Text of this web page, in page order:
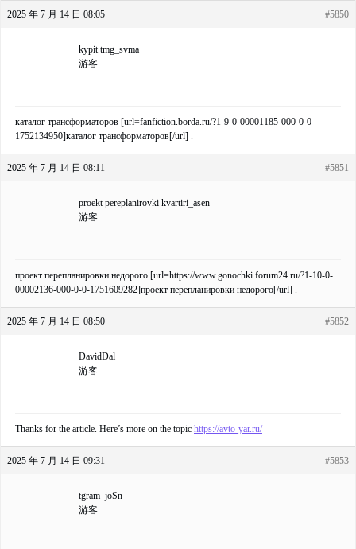
2025 年 7 月 14 日 08:05 #5850
kypit tmg_svma
游客
каталог трансформаторов [url=fanfiction.borda.ru/?1-9-0-00001185-000-0-0-
1752134950]каталог трансформаторов[/url] .
2025 年 7 月 14 日 08:11 #5851
proekt pereplanirovki kvartiri_asen
游客
проект перепланировки недорого [url=https://www.gonochki.forum24.ru/?1-10-0-
00002136-000-0-0-1751609282]проект перепланировки недорого[/url] .
2025 年 7 月 14 日 08:50 #5852
DavidDal
游客
Thanks for the article. Here’s more on the topic https://avto-yar.ru/
2025 年 7 月 14 日 09:31 #5853
tgram_joSn
游客